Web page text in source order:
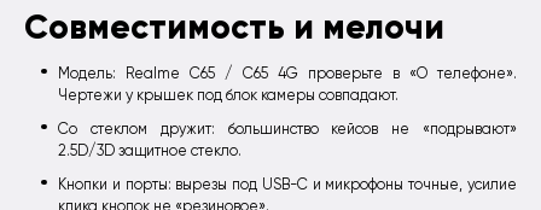
Совместимость и мелочи
Модель: Realme C65 / C65 4G проверьте в «О телефоне».
Чертежи у крышек под блок камеры совпадают.
Со стеклом дружит: большинство кейсов не «подрывают»
2.5D/3D защитное стекло.
Кнопки и порты: вырезы под USB-C и микрофоны точные, усилие
клика кнопок не «резиновое».